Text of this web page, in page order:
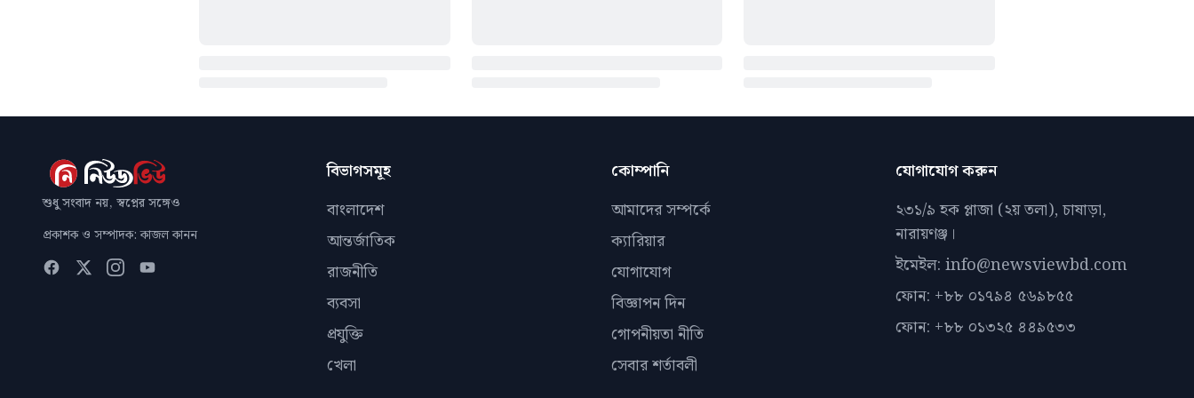
শুধু সংবাদ নয়, স্বপ্নের সঙ্গেও
প্রকাশক ও সম্পাদক: কাজল কানন
বিভাগসমূহ
বাংলাদেশ
আন্তর্জাতিক
রাজনীতি
ব্যবসা
প্রযুক্তি
খেলা
কোম্পানি
আমাদের সম্পর্কে
ক্যারিয়ার
যোগাযোগ
বিজ্ঞাপন দিন
গোপনীয়তা নীতি
সেবার শর্তাবলী
যোগাযোগ করুন
২৩১/৯ হক প্লাজা (২য় তলা), চাষাড়া,
নারায়ণঞ্জ।
ইমেইল: info@newsviewbd.com
ফোন: +৮৮ ০১৭৯৪ ৫৬৯৮৫৫
ফোন: +৮৮ ০১৩২৫ ৪৪৯৫৩৩